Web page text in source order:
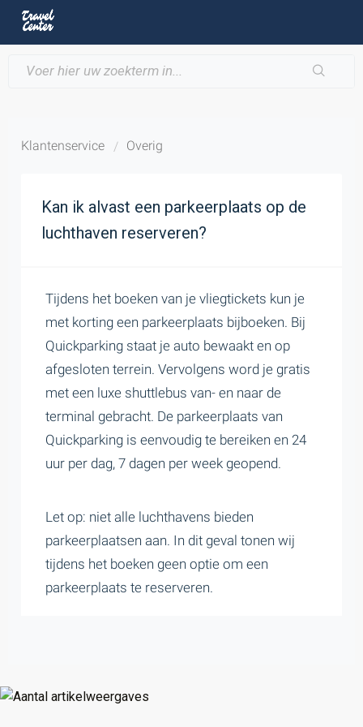
Klantenservice Overig
Kan ik alvast een parkeerplaats op de
luchthaven reserveren?
Tijdens het boeken van je vliegtickets kun je
met korting een parkeerplaats bijboeken. Bij
Quickparking staat je auto bewaakt en op
afgesloten terrein. Vervolgens word je gratis
met een luxe shuttlebus van- en naar de
terminal gebracht. De parkeerplaats van
Quickparking is eenvoudig te bereiken en 24
uur per dag, 7 dagen per week geopend.
Let op: niet alle luchthavens bieden
parkeerplaatsen aan. In dit geval tonen wij
tijdens het boeken geen optie om een
parkeerplaats te reserveren.